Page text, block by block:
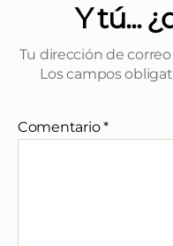
Y tú...
Tu dirección de
Los campos
Comentario*